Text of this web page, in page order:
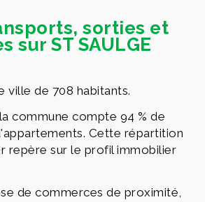
sorties et
sur ST SAULGE
ville de 708 habitants.
commune compte 94 % de
Cette répartition
repère sur le profil immobilier
de commerces de proximité,